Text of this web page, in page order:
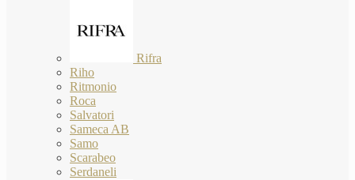
Rifra
Riho
Ritmonio
Roca
Salvatori
Sameca AB
Samo
Scarabeo
Serdaneli